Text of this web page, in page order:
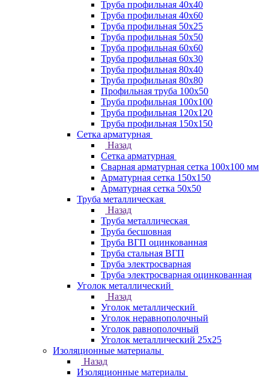
Труба профильная 40х40
Труба профильная 40х60
Труба профильная 50х25
Труба профильная 50х50
Труба профильная 60x60
Труба профильная 60х30
Труба профильная 80х40
Труба профильная 80х80
Профильная труба 100х50
Труба профильная 100х100
Труба профильная 120х120
Труба профильная 150х150
Сетка арматурная
Назад
Сетка арматурная
Сварная арматурная сетка 100х100 мм
Арматурная сетка 150х150
Арматурная сетка 50х50
Труба металлическая
Назад
Труба металлическая
Труба бесшовная
Труба ВГП оцинкованная
Труба стальная ВГП
Труба электросварная
Труба электросварная оцинкованная
Уголок металлический
Назад
Уголок металлический
Уголок неравнополочный
Уголок равнополочный
Уголок металлический 25х25
Изоляционные материалы
Назад
Изоляционные материалы